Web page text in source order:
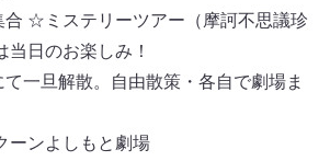
合 ☆ミステリーツアー（摩訶不思議珍
日のお楽しみ！
一旦解散。自由散策・各自で劇場ま
ーンよしもと劇場